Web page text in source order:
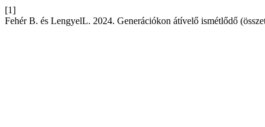
[1]
Fehér B. és LengyelL. 2024. Generációkon átívelő ismétlődő